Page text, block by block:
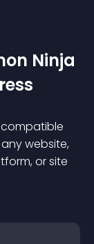
Ninja
website,
or site